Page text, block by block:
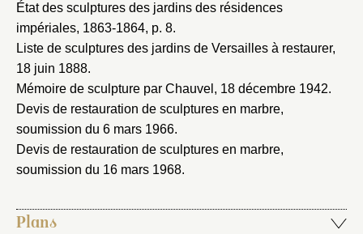
État des sculptures des jardins des résidences
impériales, 1863-1864, p. 8.
Liste de sculptures des jardins de Versailles à restaurer,
18 juin 1888.
Mémoire de sculpture par Chauvel, 18 décembre 1942.
Devis de restauration de sculptures en marbre,
soumission du 6 mars 1966.
Devis de restauration de sculptures en marbre,
soumission du 16 mars 1968.
Plans